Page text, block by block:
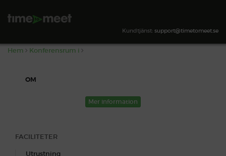
Kundtjänst: support@timetomeet.se
Hem Konferensrum i
OM
Mer information
FACILITETER
Utrustning